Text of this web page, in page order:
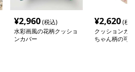
¥2,960(税込)
水彩画風の花柄クッショ
ンカバー
¥2,620(税
クッションカ
ちゃん柄の可